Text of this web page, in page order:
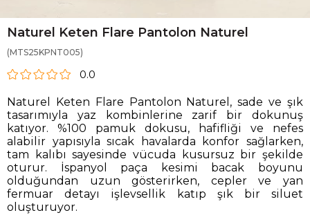
Naturel Keten Flare Pantolon Naturel
(MTS25KPNT005)
0.0
Naturel Keten Flare Pantolon Naturel, sade ve şık
tasarımıyla yaz kombinlerine zarif bir dokunuş
katıyor. %100 pamuk dokusu, hafifliği ve nefes
alabilir yapısıyla sıcak havalarda konfor sağlarken,
tam kalıbı sayesinde vücuda kusursuz bir şekilde
oturur. İspanyol paça kesimi bacak boyunu
olduğundan uzun gösterirken, cepler ve yan
fermuar detayı işlevsellik katıp şık bir siluet
oluşturuyor.